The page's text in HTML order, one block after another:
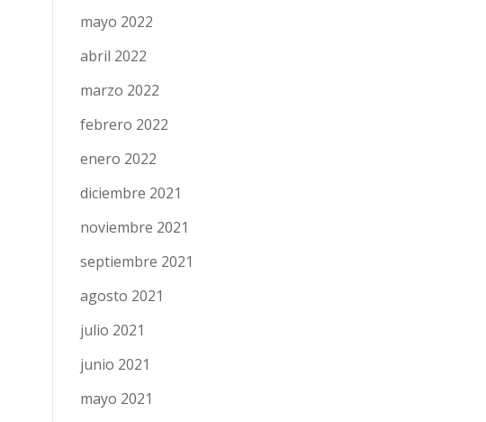
mayo 2022
abril 2022
marzo 2022
febrero 2022
enero 2022
diciembre 2021
noviembre 2021
septiembre 2021
agosto 2021
julio 2021
junio 2021
mayo 2021